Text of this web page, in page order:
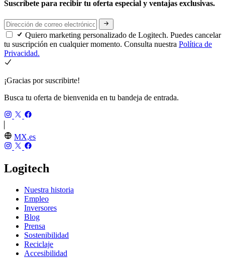
Suscríbete para recibir tu oferta especial y ventajas exclusivas.
Quiero marketing personalizado de Logitech. Puedes cancelar
tu suscripción en cualquier momento. Consulta nuestra Política de
Privacidad.
¡Gracias por suscribirte!
Busca tu oferta de bienvenida en tu bandeja de entrada.
MX,es
Logitech
Nuestra historia
Empleo
Inversores
Blog
Prensa
Sostenibilidad
Reciclaje
Accesibilidad